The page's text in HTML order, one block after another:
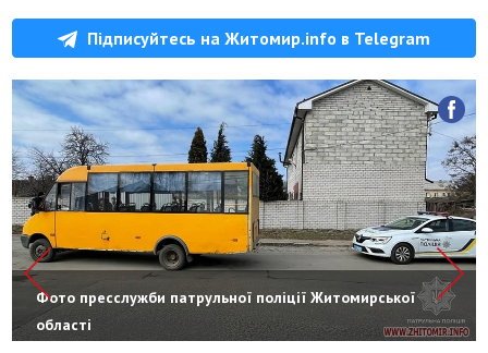
Підписуйтесь на Житомир.info в Telegram
Фото пресслужби патрульної поліції Житомирської
області